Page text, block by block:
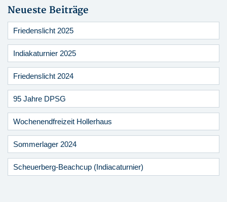
Neueste Beiträge
Friedenslicht 2025
Indiakaturnier 2025
Friedenslicht 2024
95 Jahre DPSG
Wochenendfreizeit Hollerhaus
Sommerlager 2024
Scheuerberg-Beachcup (Indiacaturnier)